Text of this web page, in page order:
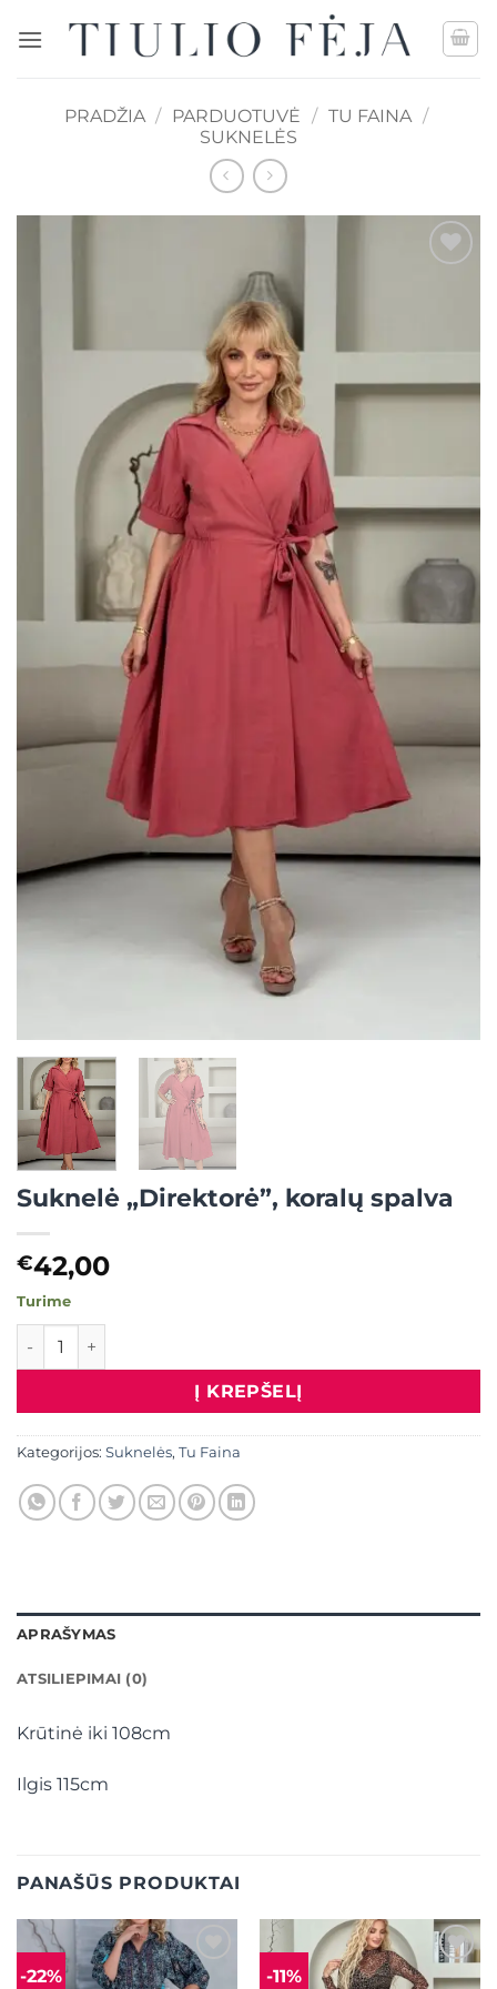
PRADŽIA / PARDUOTUVĖ / TU FAINA /
SUKNELĖS
Suknelė „Direktorė”, koralų spalva
€42,00
Turime
produkto kiekis: Suknelė "Direktorė", koralų spalva
Į KREPŠELĮ
Kategorijos: Suknelės, Tu Faina
APRAŠYMAS
ATSILIEPIMAI (0)
Krūtinė iki 108cm
Ilgis 115cm
PANAŠŪS PRODUKTAI
-22% Mėgstamiausias -11% Mėgstamiausias